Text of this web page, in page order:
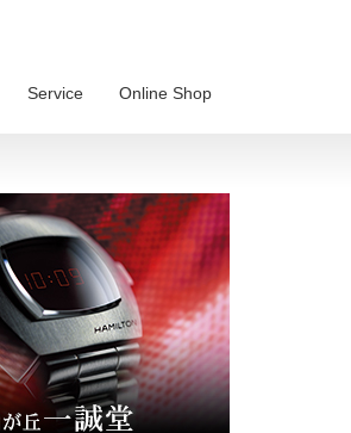
Service Online Shop